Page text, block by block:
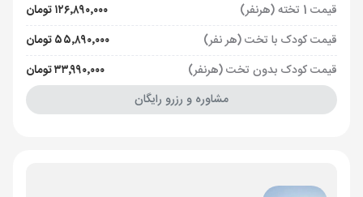
قیمت 1 تخته (هرنفر)
۱۲۶٬۸۹۰٬۰۰۰ تومان
قیمت کودک با تخت (هر نفر)
۵۵٬۸۹۰٬۰۰۰ تومان
قیمت کودک بدون تخت (هرنفر)
۳۳٬۹۹۰٬۰۰۰ تومان
مشاوره و رزرو رایگان